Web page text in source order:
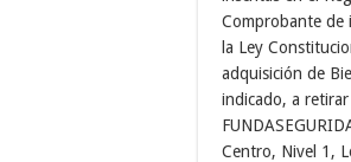
Comprobante de
la Ley
adquisición de
indicado, a
Centro, Nivel 1,